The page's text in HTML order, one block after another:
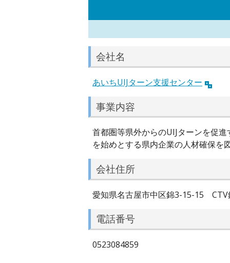
会社名
あいちUIJターン支援センター
事業内容
首都圏等県外からのUIJターンを促
を始めとする県内企業の人材確保を
会社住所
愛知県名古屋市中区錦3-15-15 CTV
電話番号
0523084859